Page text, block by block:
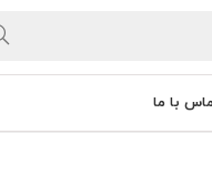
با ما